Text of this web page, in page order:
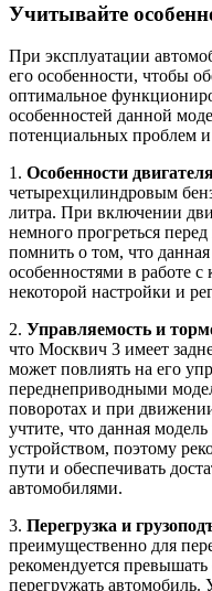
Учитывайте
При эксплуатации
его особенности, чтобы
оптимальное
особенностей данной
потенциальных проблем
1. Особенности
четырехцилиндровым
литра. При включении
немного прогреться
помнить о том, что
особенностями в работе
некоторой настройки и
2. Управляемость и
что Москвич 3 имеет
может повлиять на его
переднеприводными
поворотах и при
учтите, что данная
устройством, поэтому
пути и обеспечивать
автомобилями.
3. Перегрузка и
преимущественно для
рекомендуется
перегружать автомобиль.